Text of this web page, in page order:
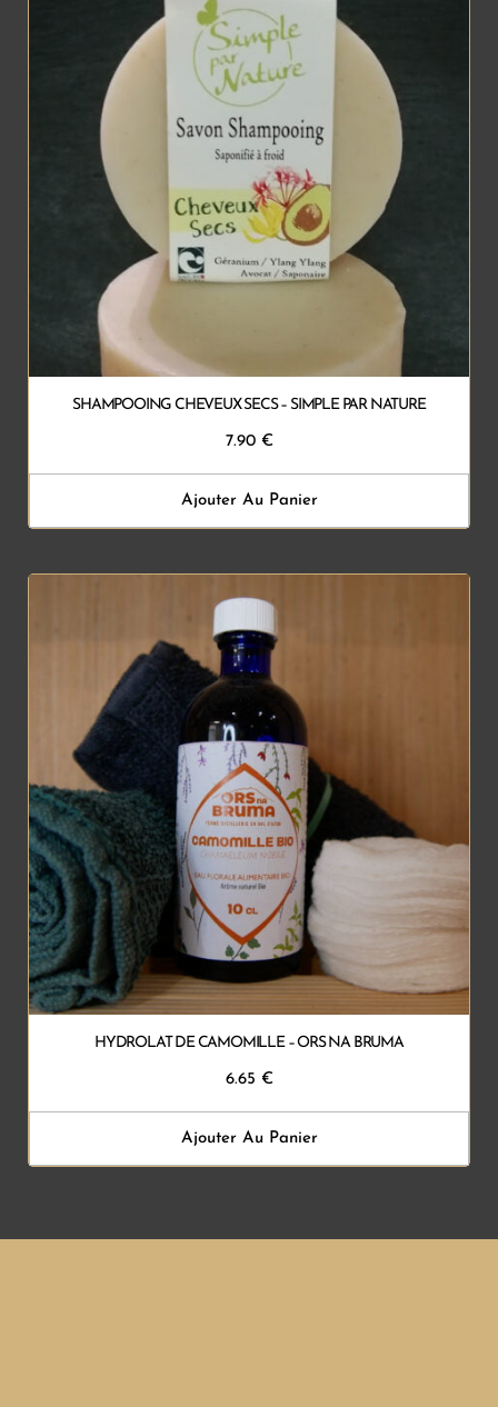
SHAMPOOING CHEVEUX SECS – SIMPLE PAR NATURE
7.90 €
Ajouter Au Panier
HYDROLAT DE CAMOMILLE – ORS NA BRUMA
6.65 €
Ajouter Au Panier